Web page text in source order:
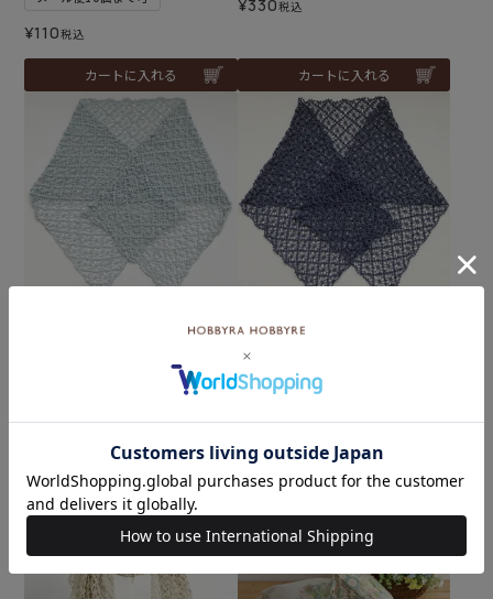
¥110税込
カートに入れる
¥330税込
カートに入れる
＜コットンフィールファイ
ン07LB＞（編み物 材料セッ
ト）
カートに入れる
クロッシェラージストール
＜コットンフィールファイ
ン27NV＞（編み物 材料セッ
ト）
¥5,885税込